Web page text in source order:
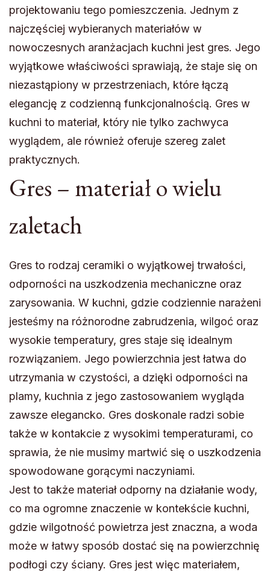
projektowaniu tego pomieszczenia. Jednym z
najczęściej wybieranych materiałów w
nowoczesnych aranżacjach kuchni jest gres. Jego
wyjątkowe właściwości sprawiają, że staje się on
niezastąpiony w przestrzeniach, które łączą
elegancję z codzienną funkcjonalnością. Gres w
kuchni to materiał, który nie tylko zachwyca
wyglądem, ale również oferuje szereg zalet
praktycznych.
Gres – materiał o wielu
zaletach
Gres to rodzaj ceramiki o wyjątkowej trwałości,
odporności na uszkodzenia mechaniczne oraz
zarysowania. W kuchni, gdzie codziennie narażeni
jesteśmy na różnorodne zabrudzenia, wilgoć oraz
wysokie temperatury, gres staje się idealnym
rozwiązaniem. Jego powierzchnia jest łatwa do
utrzymania w czystości, a dzięki odporności na
plamy, kuchnia z jego zastosowaniem wygląda
zawsze elegancko. Gres doskonale radzi sobie
także w kontakcie z wysokimi temperaturami, co
sprawia, że nie musimy martwić się o uszkodzenia
spowodowane gorącymi naczyniami.
Jest to także materiał odporny na działanie wody,
co ma ogromne znaczenie w kontekście kuchni,
gdzie wilgotność powietrza jest znaczna, a woda
może w łatwy sposób dostać się na powierzchnię
podłogi czy ściany. Gres jest więc materiałem,